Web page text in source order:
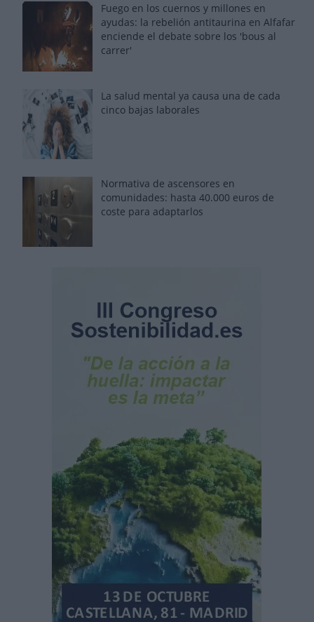
Fuego en los cuernos y millones en
ayudas: la rebelión antitaurina en Alfafar
enciende el debate sobre los 'bous al
carrer'
La salud mental ya causa una de cada
cinco bajas laborales
Normativa de ascensores en
comunidades: hasta 40.000 euros de
coste para adaptarlos